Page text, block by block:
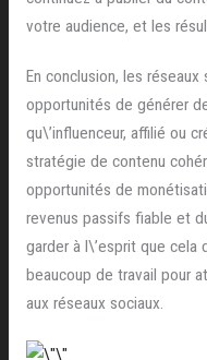
votre audience, et les
En conclusion, les
opportunités de générer
qu\’influenceur, affilié ou
stratégie de contenu
opportunités de
revenus passifs fiable et
garder à l\’esprit que
beaucoup de travail pour
aux réseaux sociaux.